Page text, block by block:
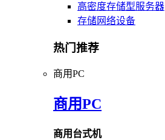
高密度存储型服务器
存储网络设备
热门推荐
商用PC
商用PC
商用台式机